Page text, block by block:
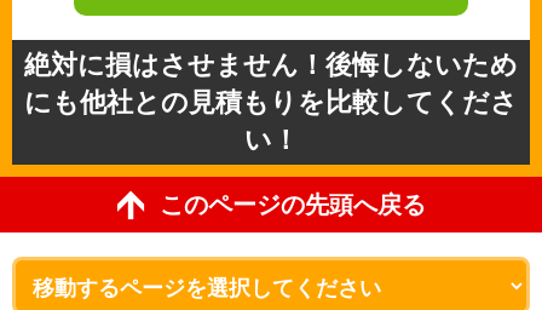
絶対に損はさせません！後悔しないため
にも他社との見積もりを比較してくださ
い！
このページの先頭へ戻る